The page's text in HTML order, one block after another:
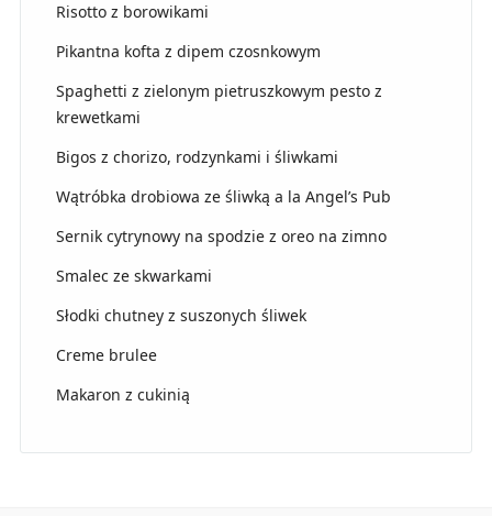
Risotto z borowikami
Pikantna kofta z dipem czosnkowym
Spaghetti z zielonym pietruszkowym pesto z
krewetkami
Bigos z chorizo, rodzynkami i śliwkami
Wątróbka drobiowa ze śliwką a la Angel’s Pub
Sernik cytrynowy na spodzie z oreo na zimno
Smalec ze skwarkami
Słodki chutney z suszonych śliwek
Creme brulee
Makaron z cukinią